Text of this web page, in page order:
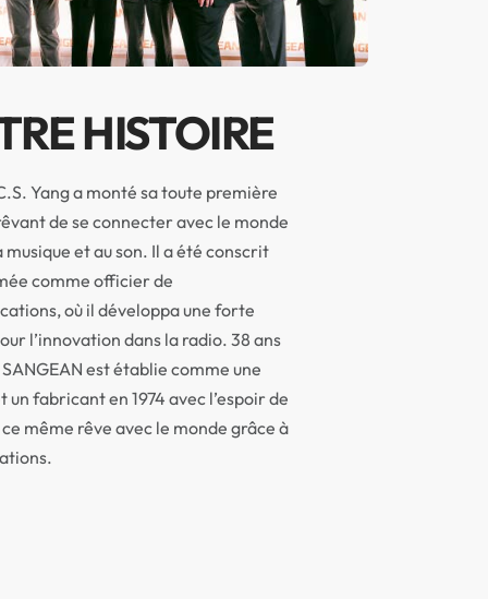
HISTOIRE
Yang a monté sa toute première
de se connecter avec le monde
musique et au son. Il a été conscrit
comme officier de
où il développa une forte
l’innovation dans la radio. 38 ans
est établie comme une
un fabricant en 1974 avec l’espoir de
même rêve avec le monde grâce à